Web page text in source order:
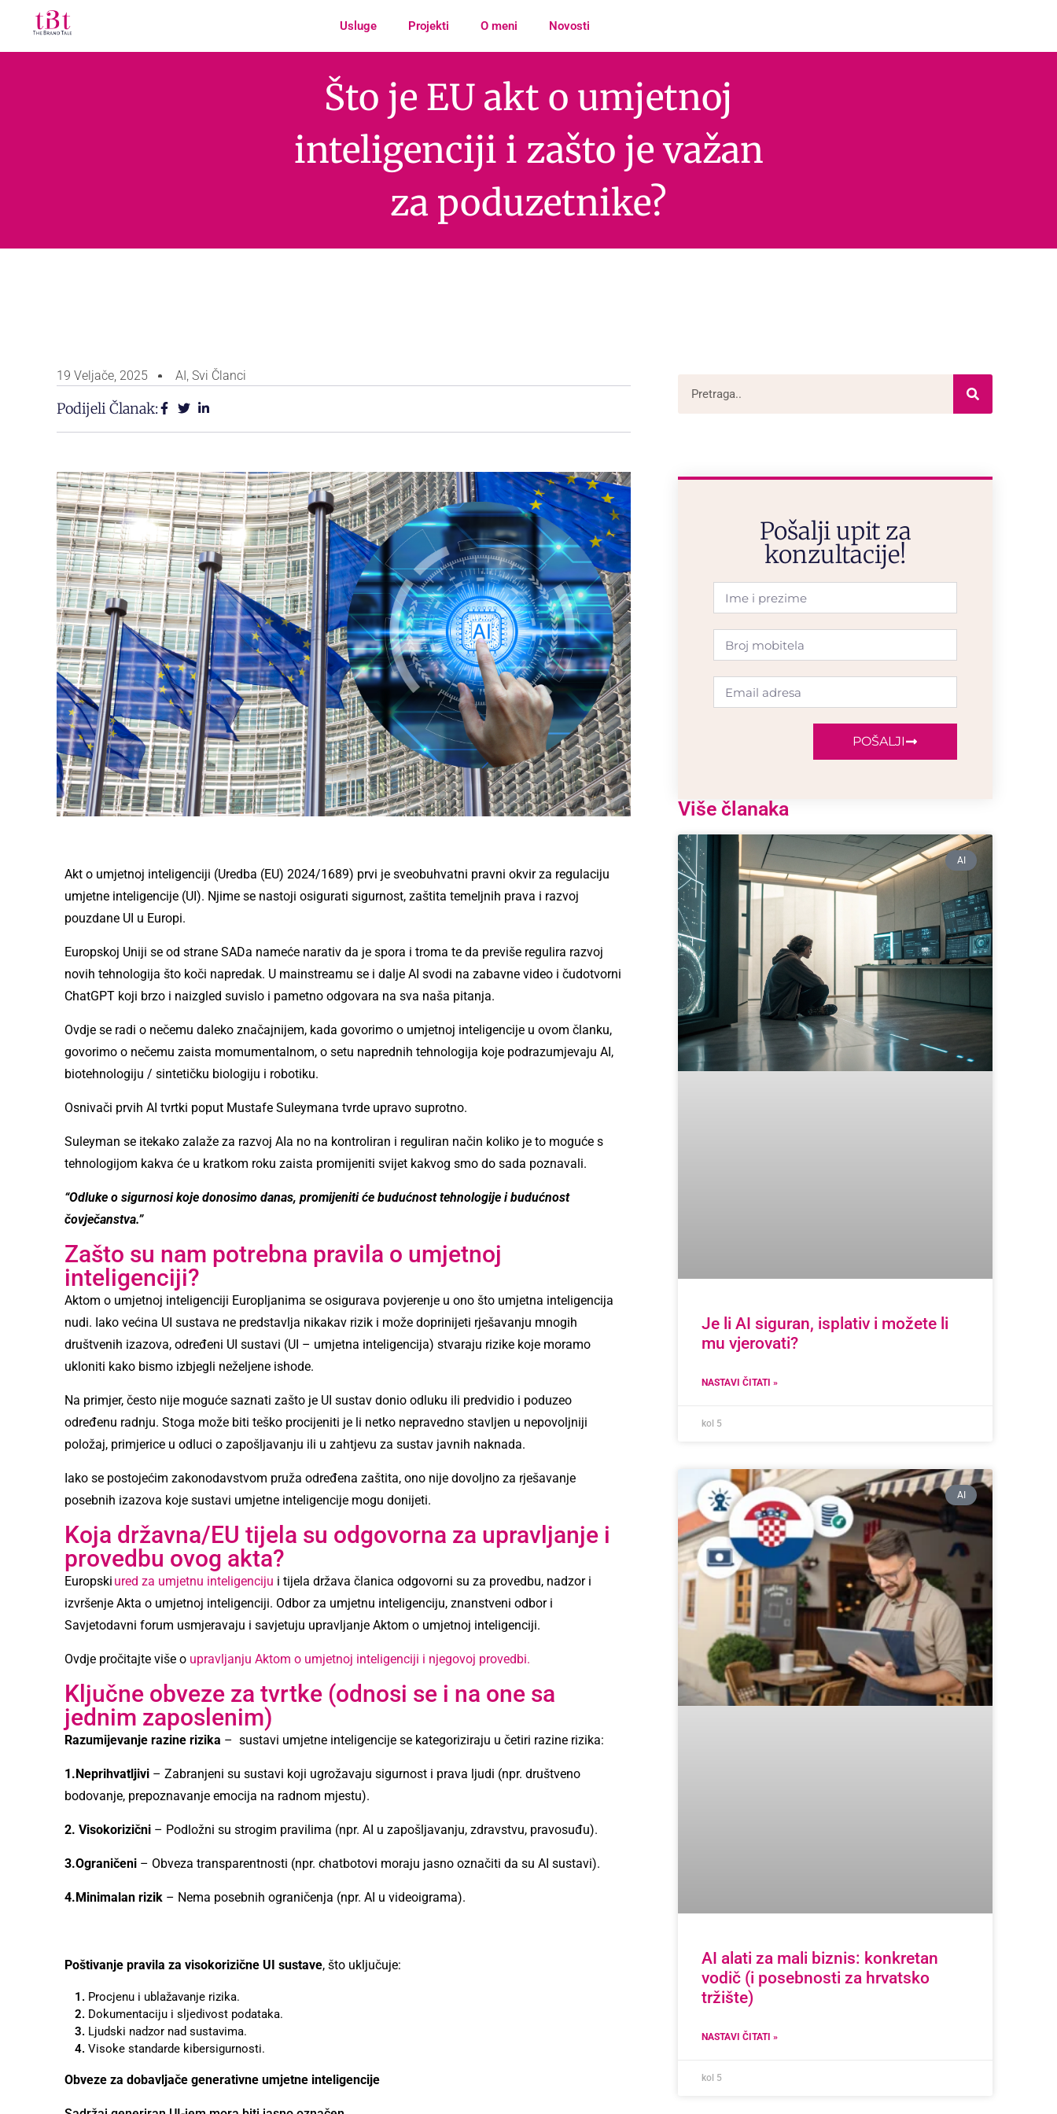
Usluge Projekti O meni Novosti
Što je EU akt o umjetnoj
inteligenciji i zašto je važan
za poduzetnike?
19 Veljače, 2025 AI, Svi Članci
Podijeli Članak:
Akt o umjetnoj inteligenciji (Uredba (EU) 2024/1689) prvi je sveobuhvatni pravni okvir za regulaciju
umjetne inteligencije (UI). Njime se nastoji osigurati sigurnost, zaštita temeljnih prava i razvoj
pouzdane UI u Europi.
Europskoj Uniji se od strane SADa nameće narativ da je spora i troma te da previše regulira razvoj
novih tehnologija što koči napredak. U mainstreamu se i dalje AI svodi na zabavne video i čudotvorni
ChatGPT koji brzo i naizgled suvislo i pametno odgovara na sva naša pitanja.
Ovdje se radi o nečemu daleko značajnijem, kada govorimo o umjetnoj inteligencije u ovom članku,
govorimo o nečemu zaista momumentalnom, o setu naprednih tehnologija koje podrazumjevaju AI,
biotehnologiju / sintetičku biologiju i robotiku.
Osnivači prvih AI tvrtki poput Mustafe Suleymana tvrde upravo suprotno.
Suleyman se itekako zalaže za razvoj AIa no na kontroliran i reguliran način koliko je to moguće s
tehnologijom kakva će u kratkom roku zaista promijeniti svijet kakvog smo do sada poznavali.
“Odluke o sigurnosi koje donosimo danas, promijeniti će budućnost tehnologije i budućnost
čovječanstva.”
Zašto su nam potrebna pravila o umjetnoj
inteligenciji?
Aktom o umjetnoj inteligenciji Europljanima se osigurava povjerenje u ono što umjetna inteligencija
nudi. Iako većina UI sustava ne predstavlja nikakav rizik i može doprinijeti rješavanju mnogih
društvenih izazova, određeni UI sustavi (UI – umjetna inteligencija) stvaraju rizike koje moramo
ukloniti kako bismo izbjegli neželjene ishode.
Na primjer, često nije moguće saznati zašto je UI sustav donio odluku ili predvidio i poduzeo
određenu radnju. Stoga može biti teško procijeniti je li netko nepravedno stavljen u nepovoljniji
položaj, primjerice u odluci o zapošljavanju ili u zahtjevu za sustav javnih naknada.
Iako se postojećim zakonodavstvom pruža određena zaštita, ono nije dovoljno za rješavanje
posebnih izazova koje sustavi umjetne inteligencije mogu donijeti.
Koja državna/EU tijela su odgovorna za upravljanje i
provedbu ovog akta?
Europski ured za umjetnu inteligenciju i tijela država članica odgovorni su za provedbu, nadzor i
izvršenje Akta o umjetnoj inteligenciji. Odbor za umjetnu inteligenciju, znanstveni odbor i
Savjetodavni forum usmjeravaju i savjetuju upravljanje Aktom o umjetnoj inteligenciji.
Ovdje pročitajte više o upravljanju Aktom o umjetnoj inteligenciji i njegovoj provedbi.
Ključne obveze za tvrtke (odnosi se i na one sa
jednim zaposlenim)
Razumijevanje razine rizika – sustavi umjetne inteligencije se kategoriziraju u četiri razine rizika:
1.Neprihvatljivi – Zabranjeni su sustavi koji ugrožavaju sigurnost i prava ljudi (npr. društveno
bodovanje, prepoznavanje emocija na radnom mjestu).
2. Visokorizični – Podložni su strogim pravilima (npr. AI u zapošljavanju, zdravstvu, pravosuđu).
3.Ograničeni – Obveza transparentnosti (npr. chatbotovi moraju jasno označiti da su AI sustavi).
4.Minimalan rizik – Nema posebnih ograničenja (npr. AI u videoigrama).
Poštivanje pravila za visokorizične UI sustave, što uključuje:
Procjenu i ublažavanje rizika.
Dokumentaciju i sljedivost podataka.
Ljudski nadzor nad sustavima.
Visoke standarde kibersigurnosti.
Obveze za dobavljače generativne umjetne inteligencije
Pošalji upit za
konzultacije!
POŠALJI
Više članaka
AI
Je li AI siguran, isplativ i možete li
mu vjerovati?
NASTAVI ČITATI »
kol 5
AI
AI alati za mali biznis: konkretan
vodič (i posebnosti za hrvatsko
tržište)
NASTAVI ČITATI »
kol 5